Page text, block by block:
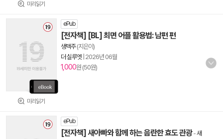
미리읽기
미리읽기
ePub
[전자책] [BL] 최면 어플 활용법: 남편 편
생맥주(지은이)
더 실루엣 2026년 06월
1,000원 (50원)
ePub
[전자책] 새아빠와 함께 하는 음란한 효도 관광-새